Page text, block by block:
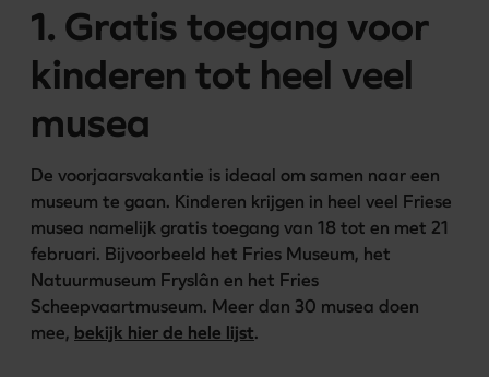
1. Gratis toegang voor
kinderen tot heel veel
musea
De voorjaarsvakantie is ideaal om samen naar een
museum te gaan. Kinderen krijgen in heel veel Friese
musea namelijk gratis toegang van 18 tot en met 21
februari. Bijvoorbeeld het Fries Museum, het
Natuurmuseum Fryslân en het Fries
Scheepvaartmuseum. Meer dan 30 musea doen
mee, bekijk hier de hele lijst.